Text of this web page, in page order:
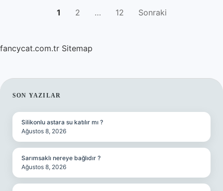
1 2 … 12 Sonraki
fancycat.com.tr Sitemap
SIDEBAR
SON YAZILAR
Silikonlu astara su katılır mı ?
Ağustos 8, 2026
Sarımsaklı nereye bağlıdır ?
Ağustos 8, 2026